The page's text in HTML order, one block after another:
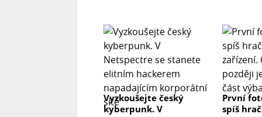
Vyzkoušejte český
kyberpunk. V
První
spíš